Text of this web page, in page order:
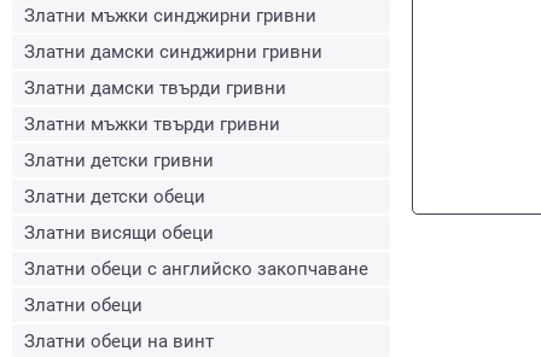
Златни мъжки синджирни гривни
Златни дамски синджирни гривни
Златни дамски твърди гривни
Златни мъжки твърди гривни
Златни детски гривни
Златни детски обеци
Златни висящи обеци
Златни обеци с английско закопчаване
Златни обеци
Златни обеци на винт